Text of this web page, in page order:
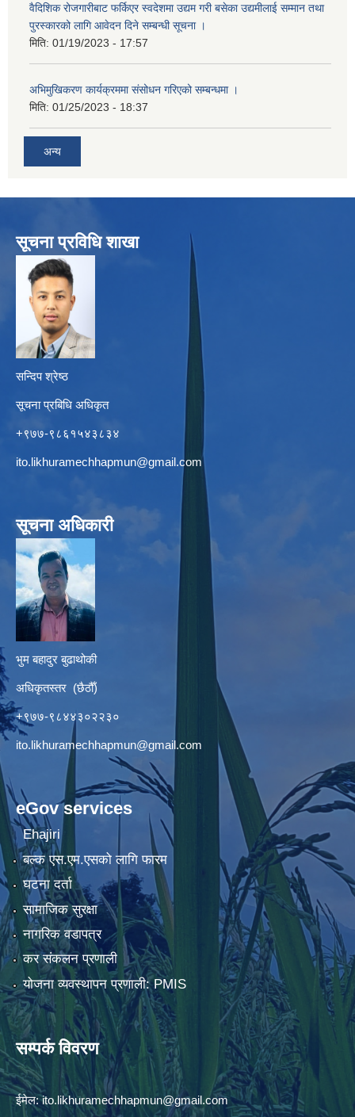
वैदिशिक रोजगारीबाट फर्किएर स्वदेशमा उद्यम गरी बसेका उद्यमीलाई सम्मान तथा
पुरस्कारको लागि आवेदन दिने सम्बन्धी सूचना ।
मिति: 01/19/2023 - 17:57
अभिमुखिकरण कार्यक्रममा संसोधन गरिएको सम्बन्धमा ।
मिति: 01/25/2023 - 18:37
अन्य
सूचना प्रविधि शाखा
सन्दिप श्रेष्ठ
सूचना प्रबिधि अधिकृत
+९७७-९८६१५४३८३४
ito.likhuramechhapmun@gmail.com
सूचना अधिकारी
भुम बहादुर बुढाथोकी
अधिकृतस्तर (छैठौँ)
+९७७-९८४४३०२२३०
ito.likhuramechhapmun@gmail.com
eGov services
Ehajiri
बल्क एस.एम.एसको लागि फारम
घटना दर्ता
सामाजिक सुरक्षा
नागरिक वडापत्र
कर संकलन प्रणाली
योजना व्यवस्थापन प्रणाली: PMIS
सम्पर्क विवरण
ईमेल:ito.likhuramechhapmun@gmail.com